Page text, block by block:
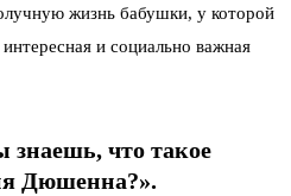
жизнь бабушки, у которой
и социально важная
что такое
Дюшенна?».